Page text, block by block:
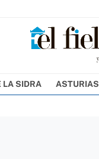
LA SIDRA ASTURIAS